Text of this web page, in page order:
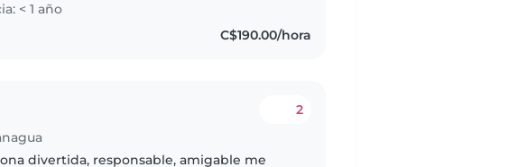
< 1 año
C$190.00/hora
2
divertida, responsable, amigable me